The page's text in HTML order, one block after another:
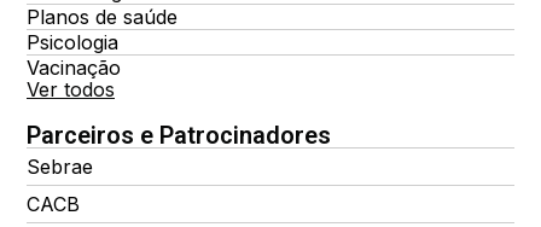
Planos de saúde
Psicologia
Vacinação
Ver todos
Parceiros e Patrocinadores
Sebrae
CACB